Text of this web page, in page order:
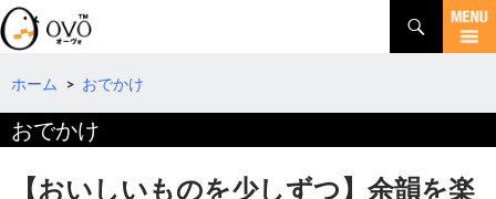
検
索
コ
テ
ツ
へ
ホーム > おでかけ
おでかけ
【おいしいものを少しずつ】余韻を楽